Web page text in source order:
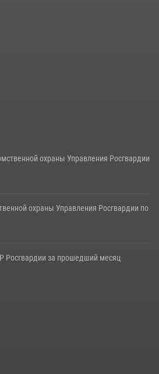
охраны Управления Росгвардии
охраны Управления Росгвардии по
Росгвардии за прошедший месяц